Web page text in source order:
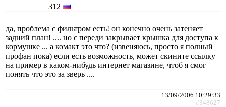
312
да, проблема с фильтром есть! он конечно очень затеняет
задний план! .... но с переди закрывает крышка для доступа к
кормушке ... а комакт это что? (извеняюсь, просто я полный
профан пока) если есть возможность, может скините ссылку
на пример в каком-нибудь интернет магазине, чтоб я смог
понять что это за зверь ....
13/09/2006 10:29:33
#348627